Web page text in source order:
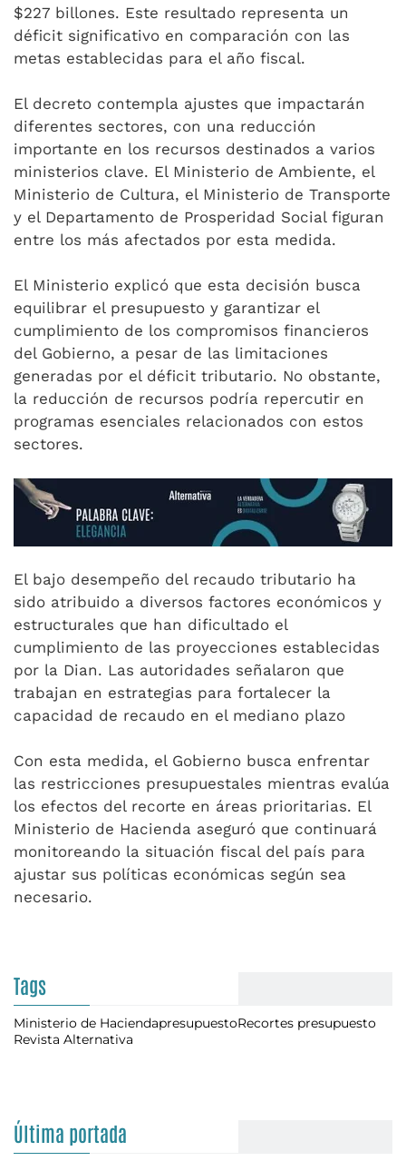
$227 billones. Este resultado representa un
déficit significativo en comparación con las
metas establecidas para el año fiscal.
El decreto contempla ajustes que impactarán
diferentes sectores, con una reducción
importante en los recursos destinados a varios
ministerios clave. El Ministerio de Ambiente, el
Ministerio de Cultura, el Ministerio de Transporte
y el Departamento de Prosperidad Social figuran
entre los más afectados por esta medida.
El Ministerio explicó que esta decisión busca
equilibrar el presupuesto y garantizar el
cumplimiento de los compromisos financieros
del Gobierno, a pesar de las limitaciones
generadas por el déficit tributario. No obstante,
la reducción de recursos podría repercutir en
programas esenciales relacionados con estos
sectores.
El bajo desempeño del recaudo tributario ha
sido atribuido a diversos factores económicos y
estructurales que han dificultado el
cumplimiento de las proyecciones establecidas
por la Dian. Las autoridades señalaron que
trabajan en estrategias para fortalecer la
capacidad de recaudo en el mediano plazo
Con esta medida, el Gobierno busca enfrentar
las restricciones presupuestales mientras evalúa
los efectos del recorte en áreas prioritarias. El
Ministerio de Hacienda aseguró que continuará
monitoreando la situación fiscal del país para
ajustar sus políticas económicas según sea
necesario.
Tags
Ministerio de HaciendapresupuestoRecortes presupuesto
Revista Alternativa
Última portada